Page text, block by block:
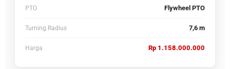
PTO Flywheel PTO
Turning Radius 7,6 m
Harga Rp 1.158.000.000